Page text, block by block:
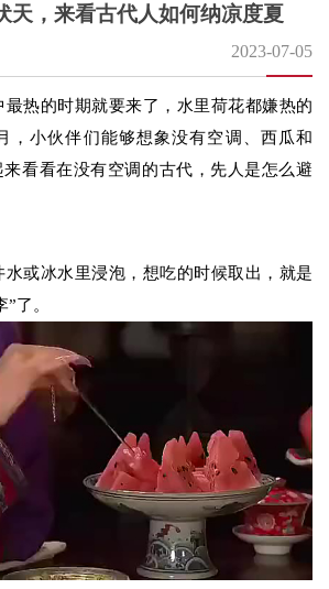
天，来看古代人如何纳凉度夏
2023-07-05
热的时期就要来了，水里荷花都嫌热的
，小伙伴们能够想象没有空调、西瓜和
看看在没有空调的古代，先人是怎么避
或冰水里浸泡，想吃的时候取出，就是
了。